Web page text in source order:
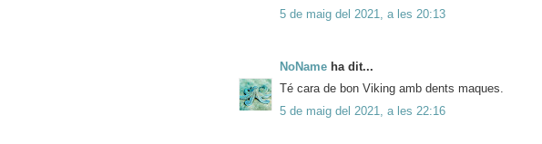
5 de maig del 2021, a les 20:13
NoName ha dit...
Té cara de bon Viking amb dents maques.
5 de maig del 2021, a les 22:16